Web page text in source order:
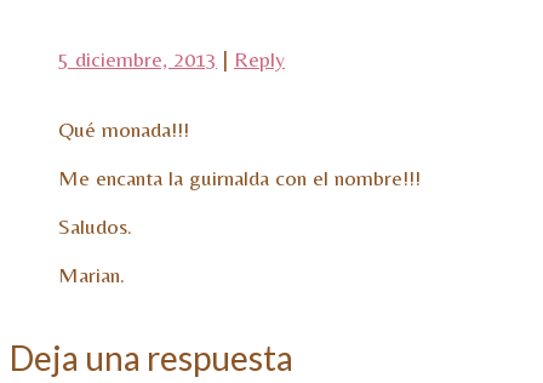
5 diciembre, 2013 | Reply
Qué monada!!!
Me encanta la guirnalda con el nombre!!!
Saludos.
Marian.
Deja una respuesta